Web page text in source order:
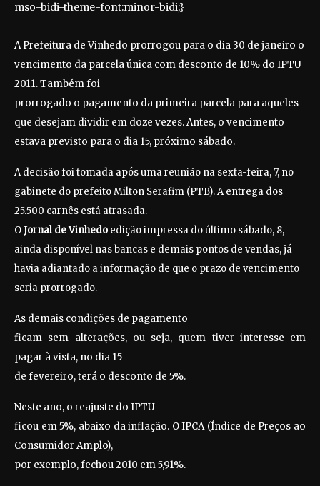
mso-bidi-theme-font:minor-bidi;}
A Prefeitura de Vinhedo prorrogou para o dia 30 de janeiro o
vencimento da parcela única com desconto de 10% do IPTU
2011. Também foi
prorrogado o pagamento da primeira parcela para aqueles
que desejam dividir em doze vezes. Antes, o vencimento
estava previsto para o dia 15, próximo sábado.
A decisão foi tomada após uma reunião na sexta-feira, 7, no
gabinete do prefeito Milton Serafim (PTB). A entrega dos
25.500 carnês está atrasada.
OJornal de Vinhedo edição impressa do último sábado, 8,
ainda disponível nas bancas e demais pontos de vendas,já
havia adiantado a informação de que o prazo de vencimento
seria prorrogado.
As demais condições de pagamento
ficam sem alterações, ou seja, quem tiver interesse em
pagar à vista, no dia 15
de fevereiro, terá o desconto de 5%.
Neste ano, o reajuste do IPTU
ficou em 5%, abaixo da inflação. O IPCA (Índice de Preços ao
Consumidor Amplo),
por exemplo, fechou 2010 em 5,91%.